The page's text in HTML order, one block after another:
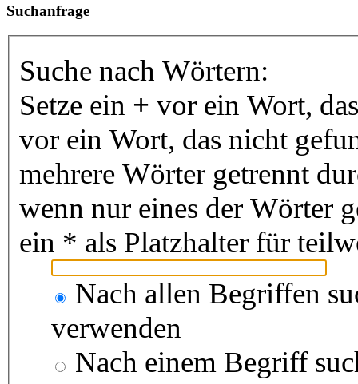
Suchanfrage
Suche nach Wörtern:
Setze ein + vor ein Wort,
vor ein Wort, das nicht
mehrere Wörter getrennt
wenn nur eines der Wörter
ein * als Platzhalter für
Nach allen Begriffen
verwenden
Nach einem Begriff